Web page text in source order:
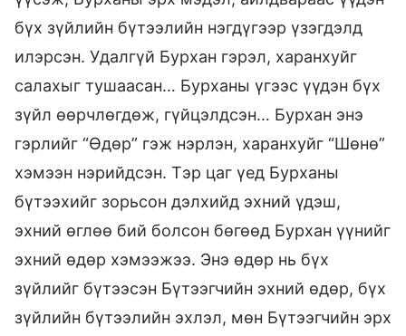
бүх зүйлийн бүтээлийн нэгдүгээр үзэгдэлд
илэрсэн. Удалгүй Бурхан гэрэл, харанхуйг
салахыг тушаасан… Бурханы үгээс үүдэн бүх
зүйл өөрчлөгдөж, гүйцэлдсэн… Бурхан энэ
гэрлийг “Өдөр” гэж нэрлэн, харанхуйг “Шөнө”
хэмээн нэрийдсэн. Тэр цаг үед Бурханы
бүтээхийг зорьсон дэлхийд эхний үдэш,
эхний өглөө бий болсон бөгөөд Бурхан үүнийг
эхний өдөр хэмээжээ. Энэ өдөр нь бүх
зүйлийг бүтээсэн Бүтээгчийн эхний өдөр, бүх
зүйлийн бүтээлийн эхлэл, мөн Бүтээгчийн эрх